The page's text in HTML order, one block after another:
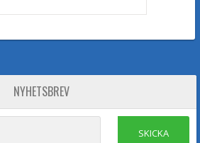
NYHETSBREV
SKICKA